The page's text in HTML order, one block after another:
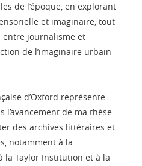
de l’époque, en explorant
et imaginaire, tout
journalisme et
de l’imaginaire urbain
d’Oxford représente
de ma thèse.
des archives littéraires et
notamment à la
la Taylor Institution et à la